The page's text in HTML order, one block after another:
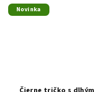
Novinka